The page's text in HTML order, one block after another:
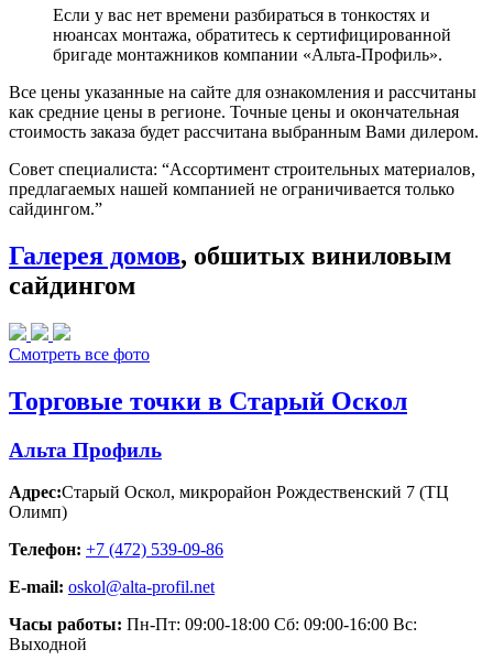
Если у вас нет времени разбираться в тонкостях и
нюансах монтажа, обратитесь к сертифицированной
бригаде монтажников компании «Альта-Профиль».
Все цены указанные на сайте для ознакомления и рассчитаны
как средние цены в регионе. Точные цены и окончательная
стоимость заказа будет рассчитана выбранным Вами дилером.
Совет специалиста: “Ассортимент строительных материалов,
предлагаемых нашей компанией не ограничивается только
сайдингом.”
Галерея домов, обшитых виниловым
сайдингом
Смотреть все фото
Торговые точки в Старый Оскол
Альта Профиль
Адрес:Старый Оскол, микрорайон Рождественский 7 (ТЦ
Олимп)
Телефон: +7 (472) 539-09-86
E-mail: oskol@alta-profil.net
Часы работы: Пн-Пт: 09:00-18:00 Сб: 09:00-16:00 Вс:
Выходной